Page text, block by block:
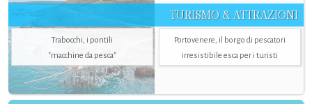
TURISMO & ATTRAZIONI
Trabocchi, i pontili
"macchine da pesca"
Portovenere, il borgo di pescatori
irresistibile esca per i turisti